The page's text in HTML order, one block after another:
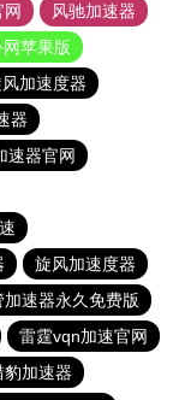
风驰加速器
苹果版
加速度器
器
速器官网
旋风加速度器
加速器永久免费版
雷霆vqn加速官网
豹加速器